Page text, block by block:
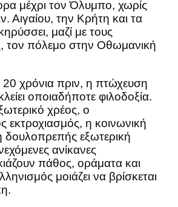
μέχρι τον Όλυμπο, χωρίς
Αιγαίου, την Κρήτη και τα
μαζί με τους
τον πόλεμο στην Οθωμανική
χρόνια πριν, η πτώχευση
οποιαδήποτε φιλοδοξία.
χρέος, ο
εκτροχιασμός, η κοινωνική
εξωτερική
ανίκανες
πάθος, οράματα και
μοιάζει να βρίσκεται